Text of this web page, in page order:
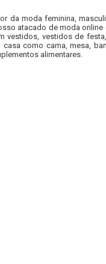
da moda feminina,
atacado de moda
vestidos, vestidos de
como cama, mesa,
alimentares.